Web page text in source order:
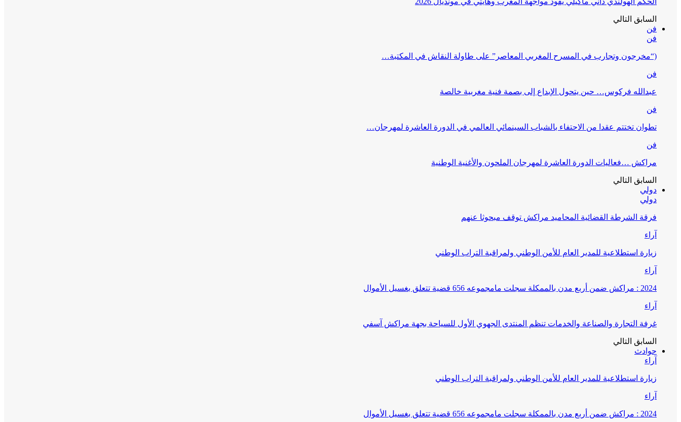
السابق التالي
فن
فن
(“مخرجون وتجارب في المسرح المغربي المعاصر” على طاولة النقاش في المكتبة…
فن
عبدالله فركوس… حين يتحول الإبداع إلى بصمة فنية مغربية خالصة
فن
تطوان تختتم عقدا من الاحتفاء بالشباب السينمائي العالمي في الدورة العاشرة لمهرجان…
فن
مراكش …فعاليات الدورة العاشرة لمهرجان الملحون والأغنية الوطنية
السابق التالي
دولي
دولي
فرقة الشرطة القضائية المحاميد مراكش توقف مبحوثا عنهم
آراء
زيارة استطلاعية للمدير العام للأمن الوطني ولمراقبة التراب الوطني
آراء
2024 : مراكش ضمن أربع مدن بالممكلة سجلت مامجموعه 656 قضية تتعلق بغسيل الأموال
آراء
غرفة التجارة والصناعة والخدمات تنظم المنتدى الجهوي الأول للسياحة بجهة مراكش آسفي
السابق التالي
حوادث
آراء
زيارة استطلاعية للمدير العام للأمن الوطني ولمراقبة التراب الوطني
آراء
2024 : مراكش ضمن أربع مدن بالممكلة سجلت مامجموعه 656 قضية تتعلق بغسيل الأموال